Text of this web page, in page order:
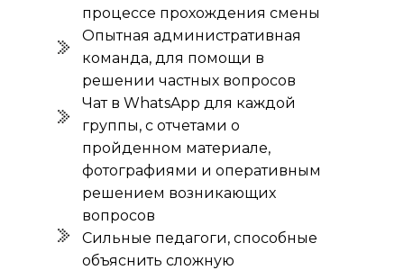
процессе прохождения смены
Опытная административная
команда, для помощи в
решении частных вопросов
Чат в WhatsApp для каждой
группы, с отчетами о
пройденном материале,
фотографиями и оперативным
решением возникающих
вопросов
Сильные педагоги, способные
объяснить сложную